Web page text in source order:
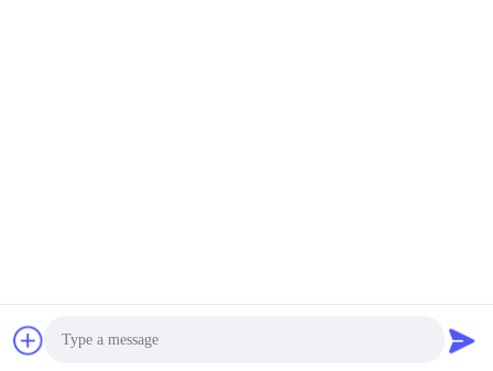
চীন ভালো মানের প্লাস্টিক এক্সট্রুশন মেশিন সরবরাহকারী। কপিরাইট © 2018-2026 YAOAN
PLASTIC MACHINERY CO.,LTD . সমস্ত অধিকার সংরক্ষিত.